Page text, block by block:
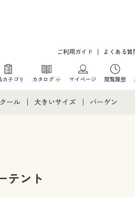
ご利用ガイド よくある
カテゴリ カタログ
タログ・チラシからのご注文
マイページ 閲覧履歴
ール
ティーンズ下着
大きいサイズ
大きいサイズ レディース下着
バーゲン
テント